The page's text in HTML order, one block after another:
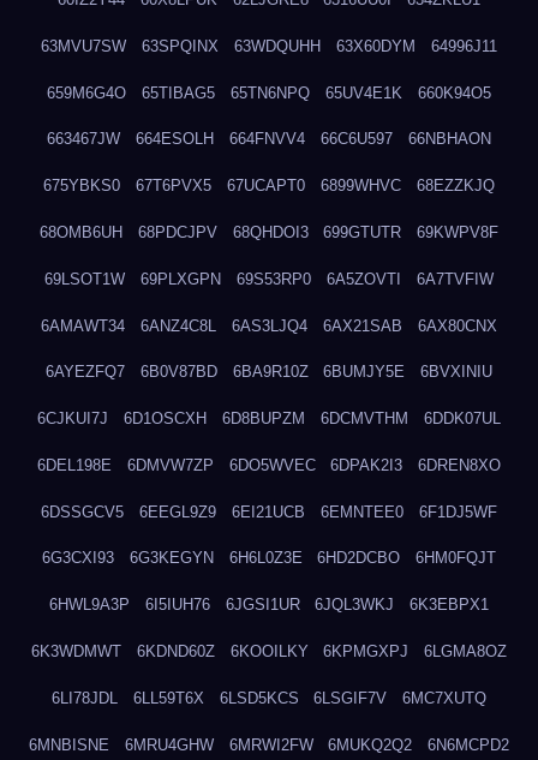
63MVU7SW 63SPQINX 63WDQUHH 63X60DYM 64996J11
659M6G4O 65TIBAG5 65TN6NPQ 65UV4E1K 660K94O5
663467JW 664ESOLH 664FNVV4 66C6U597 66NBHAON
675YBKS0 67T6PVX5 67UCAPT0 6899WHVC 68EZZKJQ
68OMB6UH 68PDCJPV 68QHDOI3 699GTUTR 69KWPV8F
69LSOT1W 69PLXGPN 69S53RP0 6A5ZOVTI 6A7TVFIW
6AMAWT34 6ANZ4C8L 6AS3LJQ4 6AX21SAB 6AX80CNX
6AYEZFQ7 6B0V87BD 6BA9R10Z 6BUMJY5E 6BVXINIU
6CJKUI7J 6D1OSCXH 6D8BUPZM 6DCMVTHM 6DDK07UL
6DEL198E 6DMVW7ZP 6DO5WVEC 6DPAK2I3 6DREN8XO
6DSSGCV5 6EEGL9Z9 6EI21UCB 6EMNTEE0 6F1DJ5WF
6G3CXI93 6G3KEGYN 6H6L0Z3E 6HD2DCBO 6HM0FQJT
6HWL9A3P 6I5IUH76 6JGSI1UR 6JQL3WKJ 6K3EBPX1
6K3WDMWT 6KDND60Z 6KOOILKY 6KPMGXPJ 6LGMA8OZ
6LI78JDL 6LL59T6X 6LSD5KCS 6LSGIF7V 6MC7XUTQ
6MNBISNE 6MRU4GHW 6MRWI2FW 6MUKQ2Q2 6N6MCPD2